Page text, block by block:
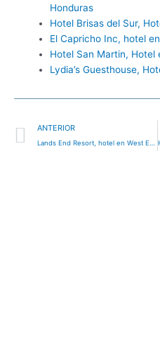
Honduras
Hotel Brisas del Sur,
El Capricho Inc, hotel
Hotel San Martin, Hotel
Lydia’s Guesthouse,
Ant
ANTERIOR